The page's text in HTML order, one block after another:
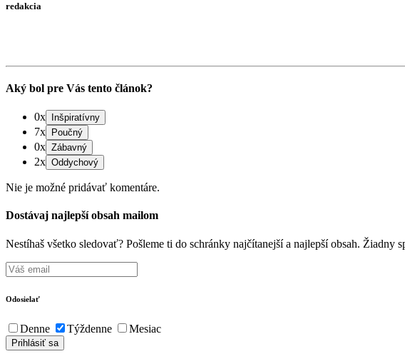
redakcia
Aký bol pre Vás tento článok?
0x
7x
0x
2x
Nie je možné pridávať komentáre.
Dostávaj najlepší obsah mailom
Nestíhaš všetko sledovať? Pošleme ti do schránky najčítanejší a najlepší obsah. Žiadny
Odosielať
Denne Týždenne Mesiac